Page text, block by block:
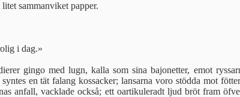
sammanviket papper.
i dag.»
gingo med lugn, kalla som sina bajonetter, emot
en tät falang kossacker; lansarna voro stödda mot
anfall, vacklade också; ett oartikuleradt ljud bröt fram